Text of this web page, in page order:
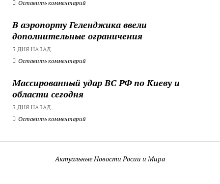
Оставить комментарий
В аэропорту Геленджика ввели
дополнительные ограничения
3 ДНЯ НАЗАД
Оставить комментарий
Массированный удар ВС РФ по Киеву и
области сегодня
3 ДНЯ НАЗАД
Оставить комментарий
Актуальные Новости Росии и Мира